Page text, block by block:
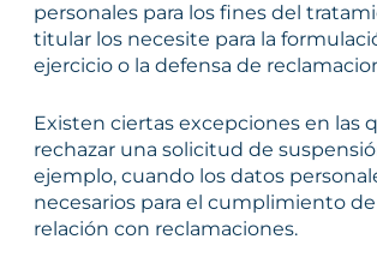
personales para los fines del
titular los necesite para la
ejercicio o la defensa de
Existen ciertas excepciones en las
rechazar una solicitud de
ejemplo, cuando los datos
necesarios para el cumplimiento de
relación con reclamaciones.